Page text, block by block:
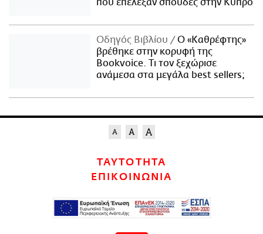
που επέλεξαν σπουδές στην Κύπρο
Οδηγός Βιβλίου
Ο «Καθρέφτης»
βρέθηκε στην κορυφή της
Bookvoice. Τι τον ξεχώρισε
ανάμεσα στα μεγάλα best sellers;
ΤΑΥΤΟΤΗΤΑ
ΕΠΙΚΟΙΝΩΝΙΑ